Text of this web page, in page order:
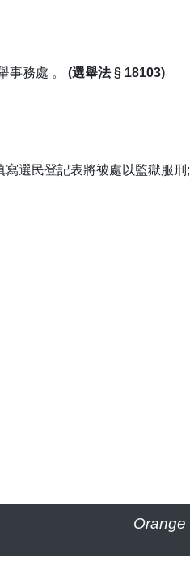
事務處 。 (選舉法 § 18103)
寫選民登記表將被處以監獄服刑
Orange